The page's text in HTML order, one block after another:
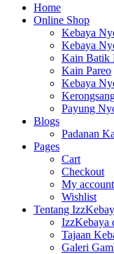
Home
Online Shop
Kebaya
Kebaya
Kain Batik
Kain Pareo
Kebaya
Payung
Blogs
Padanan
Pages
Cart
Checkout
My account
Wishlist
Tentang
IzzKebaya
Tajaan
Galeri